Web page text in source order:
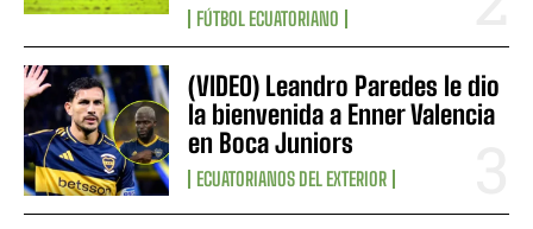
FÚTBOL ECUATORIANO
(VIDEO) Leandro Paredes le dio
la bienvenida a Enner Valencia
en Boca Juniors
ECUATORIANOS DEL EXTERIOR